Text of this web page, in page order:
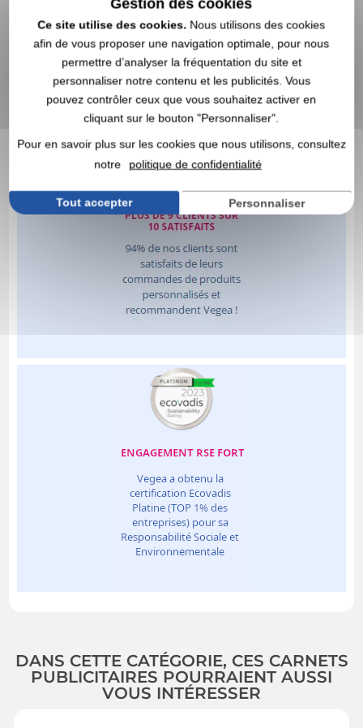
DANS CETTE CATÉGORIE, CES CARNETS
PUBLICITAIRES POURRAIENT AUSSI
VOUS INTÉRESSER
Gestion des cookies
Ce site utilise des cookies. Nous utilisons des cookies
afin de vous proposer une navigation optimale, pour nous
permettre d’analyser la fréquentation du site et
personnaliser notre contenu et les publicités. Vous
pouvez contrôler ceux que vous souhaitez activer en
cliquant sur le bouton "Personnaliser".
Pour en savoir plus sur les cookies que nous utilisons, consultez
notre
politique de confidentialité
Tout accepter Personnaliser